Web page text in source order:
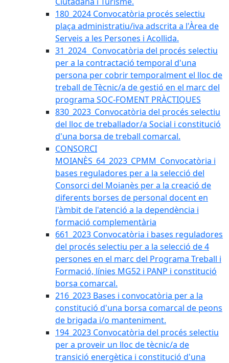
180_2024 Convocatòria procés selectiu
plaça administratiu/iva adscrita a l'Àrea de
Serveis a les Persones i Acollida.
31_2024_ Convocatòria del procés selectiu
per a la contractació temporal d'una
persona per cobrir temporalment el lloc de
treball de Tècnic/a de gestió en el marc del
programa SOC-FOMENT PRÀCTIQUES
830_2023_Convocatòria del procés selectiu
del lloc de treballador/a Social i constitució
d'una borsa de treball comarcal.
CONSORCI
MOIANÈS_64_2023_CPMM_Convocatòria i
bases reguladores per a la selecció del
Consorci del Moianès per a la creació de
diferents borses de personal docent en
l'àmbit de l'atenció a la dependència i
formació complementària
661_2023 Convocatòria i bases reguladores
del procés selectiu per a la selecció de 4
persones en el marc del Programa Treball i
Formació, línies MG52 i PANP i constitució
borsa comarcal.
216_2023 Bases i convocatòria per a la
constitució d'una borsa comarcal de peons
de brigada i/o manteniment.
194_2023 Convocatòria del procés selectiu
per a proveir un lloc de tècnic/a de
transició energètica i constitució d'una